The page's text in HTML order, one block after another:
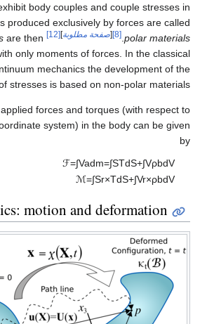
Materials that exhibit body couples and
addition to moments produced exclusively
صفحة مطلوبة Non-polar materialsare then
those materials with only moments of
branches of continuum mechanics the
theory of stresses is based on
Thus, the sum of all applied forces and
the origin of the coordinate system) in the
ℱ=∫Va
ℳ
Kinematics: motion and